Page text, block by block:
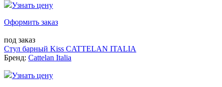
Узнать цену
Оформить заказ
под заказ
Стул барный Kiss CATTELAN ITALIA
Бренд: Cattelan Italia
Узнать цену